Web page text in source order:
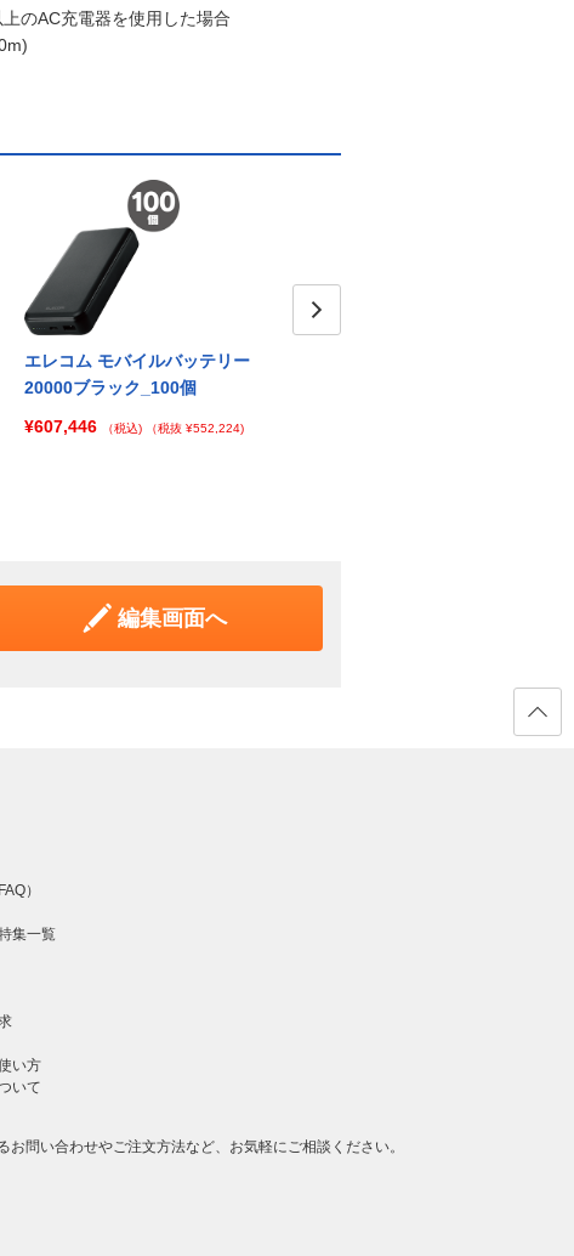
のAC充電器を使用した場合
エレコム モバイルバッテリー
20000ブラック_100個
¥607,446
（税込) （税抜 ¥552,224)
編集画面へ
）
集一覧
い方
いて
お問い合わせやご注文方法など、お気軽にご相談ください。